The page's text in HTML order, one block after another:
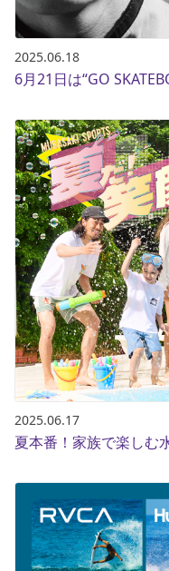
ムラサ
ポイント・
2025.06.18
6月21日は“GO
2025.06.17
夏本番！家族で楽しむ